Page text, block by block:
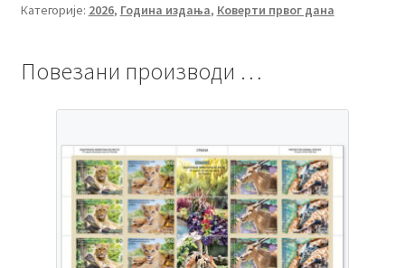
26
Категорије: 2026, Година издања, Коверти првог дана
Повезани производи …